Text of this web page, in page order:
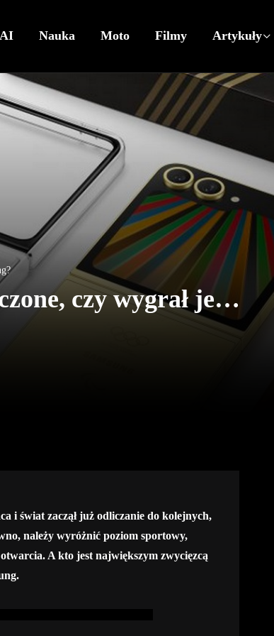
AI Nauka Moto Filmy Artykuły
czy wygrał je…
i świat zaczął już odliczanie do kolejnych,
należy wyróżnić poziom sportowy,
A kto jest największym zwycięzcą